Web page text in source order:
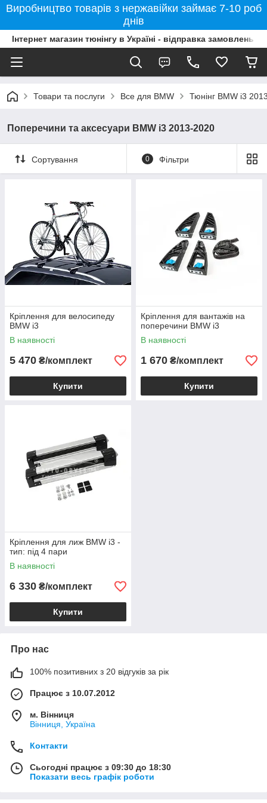
Виробництво товарів з нержавійки займає 7-10 роб
днів
Інтернет магазин тюнінгу в Україні - відправка замовлень
Товари та послуги Все для BMW Тюнінг BMW i3
Поперечини та аксесуари BMW i3 2013-2020
Сортування 0 Фільтри
Кріплення для велосипеду
BMW i3
В наявності
5 470 ₴/комплект
Купити
Кріплення для вантажів на
поперечини BMW i3
В наявності
1 670 ₴/комплект
Купити
Кріплення для лиж BMW i3 -
тип: під 4 пари
В наявності
6 330 ₴/комплект
Купити
Про нас
100% позитивних з 20 відгуків за рік
Працює з 10.07.2012
м. Вінниця
Вінниця, Україна
Контакти
Сьогодні працює з 09:30 до 18:30
Показати весь графік роботи